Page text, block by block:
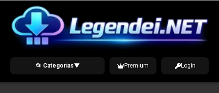
content
📂 Categorias▼ Premium Login